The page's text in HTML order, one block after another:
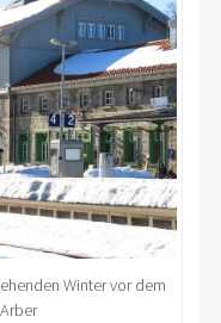
Winter vor dem